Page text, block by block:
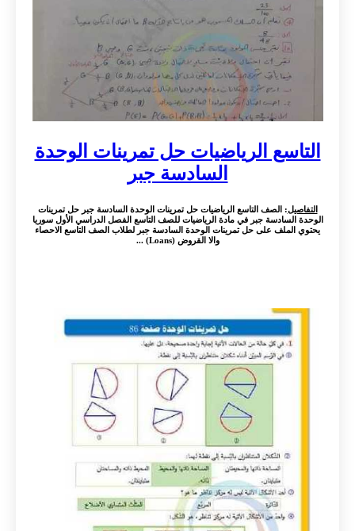
التاسع الرياضيات حل تمرينات الوحدة
السادسة جبر
التفاصيل: الصف التاسع الرياضيات حل تمرينات الوحدة السادسة جبر حل تمرينات
الوحدة السادسة جبر في مادة الرياضيات للصف التاسع الفصل الدراسي الأول سوريا
يحتوي الملف على حل تمرينات الوحدة السادسة جبر لطلاب الصف التاسع الاحصاء
والا القروض (Loans) ...